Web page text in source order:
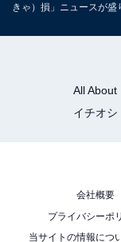
きゃ）損」ニュースが盛
All About
イチオシ
会社概要
プライバシーポ
当サイトの情報につ